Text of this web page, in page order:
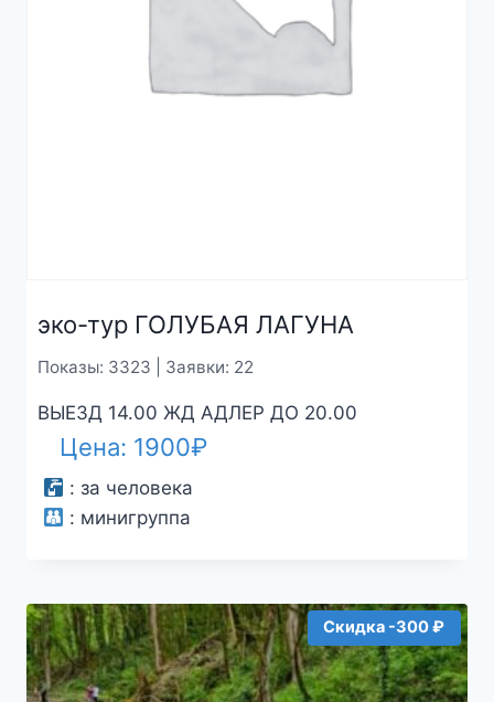
эко-тур ГОЛУБАЯ ЛАГУНА
Показы: 3323 | Заявки: 22
ВЫЕЗД 14.00 ЖД АДЛЕР ДО 20.00
Цена: 1900₽
: за человека
: минигруппа
Скидка -300 ₽